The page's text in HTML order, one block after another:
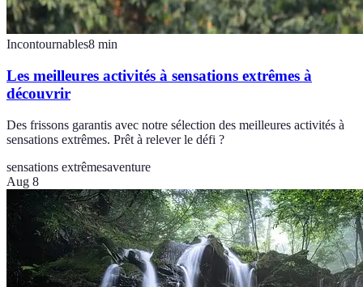
Incontournables8 min
Les meilleures activités à sensations extrêmes à
découvrir
Des frissons garantis avec notre sélection des meilleures activités à
sensations extrêmes. Prêt à relever le défi ?
sensations extrêmesaventure
Aug 8